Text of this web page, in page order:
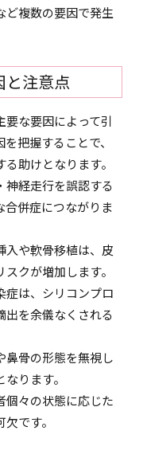
ど複数の要因で発生
と注意点
な要因によって引
把握することで、
助けとなります。
神経走行を誤認する
合併症につながりま
入や軟骨移植は、皮
クが増加します。
症は、シリコンプロ
出を余儀なくされる
鼻骨の形態を無視し
ります。
個々の状態に応じた
です。